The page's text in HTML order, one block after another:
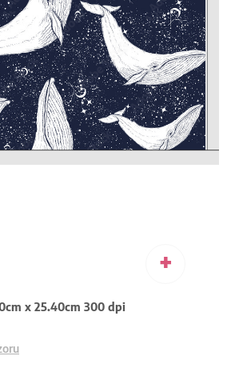
+
x 25.40cm 300 dpi